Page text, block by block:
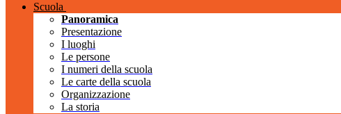
Scuola
Panoramica
Presentazione
I luoghi
Le persone
I numeri della scuola
Le carte della scuola
Organizzazione
La storia